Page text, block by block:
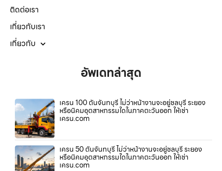
ติดต่อเรา
เกี่ยวกับเรา
เกี่ยวกับ
อัพเดทล่าสุด
เครน 100 ตันจันทบุรี ไม่ว่าหน้างานจะอยู่ชลบุรี ระยอง
หรือนิคมอุตสาหกรรมใดในภาคตะวันออก ให้เช่า
เครน.com
เครน 50 ตันจันทบุรี ไม่ว่าหน้างานจะอยู่ชลบุรี ระยอง
หรือนิคมอุตสาหกรรมใดในภาคตะวันออก ให้เช่า
เครน.com